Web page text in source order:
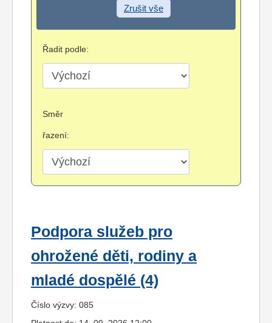
Zrušit vše
Řadit podle:
Směr
řazení:
Podpora služeb pro
ohrožené děti, rodiny a
mladé dospělé (4)
Číslo výzvy: 085